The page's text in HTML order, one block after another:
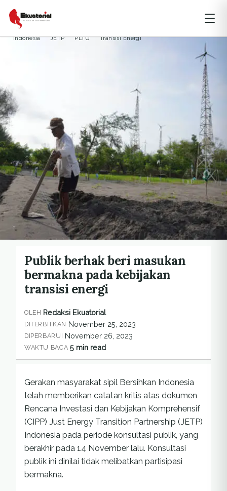
ARTIKEL
Indonesia JETP PLTU Transisi Energi
Publik berhak beri masukan
bermakna pada kebijakan
transisi energi
OLEH Redaksi Ekuatorial
DITERBITKAN November 25, 2023
DIPERBARUI November 26, 2023
WAKTU BACA 5 min read
Gerakan masyarakat sipil Bersihkan Indonesia
telah memberikan catatan kritis atas dokumen
Rencana Investasi dan Kebijakan Komprehensif
(CIPP) Just Energy Transition Partnership (JETP)
Indonesia pada periode konsultasi publik, yang
berakhir pada 14 November lalu. Konsultasi
publik ini dinilai tidak melibatkan partisipasi
bermakna.